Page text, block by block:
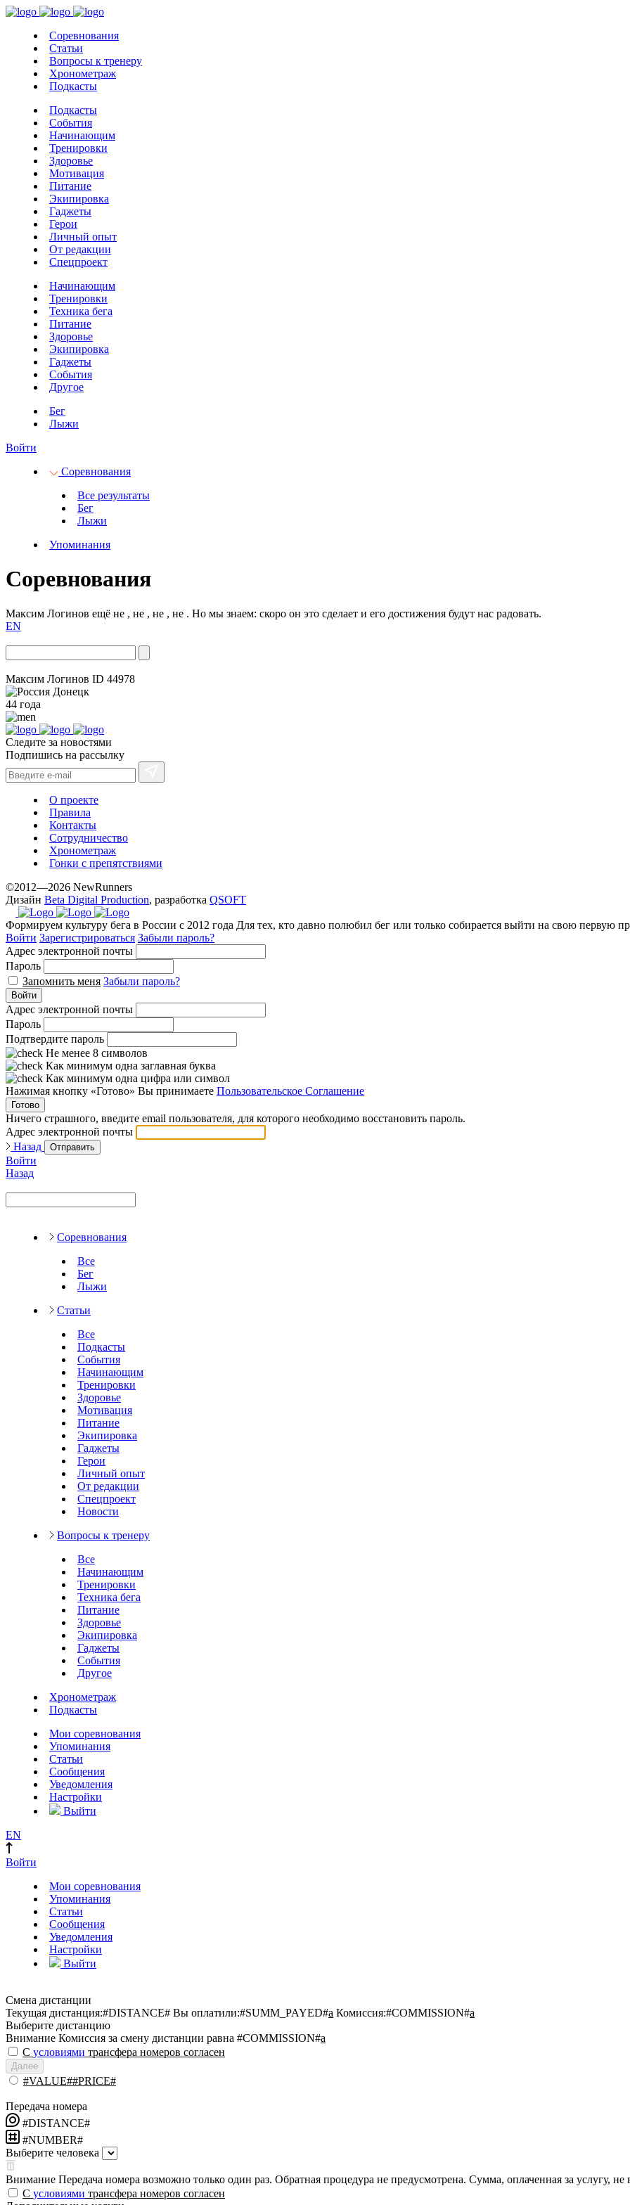
Соревнования
Статьи
Вопросы к тренеру
Хронометраж
Подкасты
Подкасты
События
Начинающим
Тренировки
Здоровье
Мотивация
Питание
Экипировка
Гаджеты
Герои
Личный опыт
От редакции
Спецпроект
Начинающим
Тренировки
Техника бега
Питание
Здоровье
Экипировка
Гаджеты
События
Другое
Бег
Лыжи
Войти
Соревнования
Все результаты
Бег
Лыжи
Упоминания
Соревнования
Максим Логинов ещё не , не , не , не . Но мы знаем: скоро он это сделает и его достижения будут нас радовать.
EN
Максим Логинов ID 44978
Донецк
44 года
Следите за новостями
Подпишись на рассылку
О проекте
Правила
Контакты
Сотрудничество
Хронометраж
Гонки с препятствиями
©2012—2026 NewRunners
Дизайн Beta Digital Production, разработка QSOFT
Формируем культуру бега в России с 2012 года Для тех, кто давно полюбил бег или только собирается выйти на свою первую
Войти Зарегистрироваться Забыли пароль?
Адрес электронной почты
Пароль
Запомнить меня Забыли пароль?
Войти
Адрес электронной почты
Пароль
Подтвердите пароль
Не менее 8 символов
Как минимум одна заглавная буква
Как минимум одна цифра или символ
Нажимая кнопку «Готово» Вы принимаете Пользовательское Соглашение
Готово
Ничего страшного, введите email пользователя, для которого необходимо восстановить пароль.
Адрес электронной почты
Назад
Отправить
Войти
Назад
Соревнования
Все
Бег
Лыжи
Статьи
Все
Подкасты
События
Начинающим
Тренировки
Здоровье
Мотивация
Питание
Экипировка
Гаджеты
Герои
Личный опыт
От редакции
Спецпроект
Новости
Вопросы к тренеру
Все
Начинающим
Тренировки
Техника бега
Питание
Здоровье
Экипировка
Гаджеты
События
Другое
Хронометраж
Подкасты
Мои соревнования
Упоминания
Статьи
Сообщения
Уведомления
Настройки
Выйти
EN
Войти
Мои соревнования
Упоминания
Статьи
Сообщения
Уведомления
Настройки
Выйти
Смена дистанции
Текущая дистанция:#DISTANCE# Вы оплатили:#SUMM_PAYED#a Комиссия:#COMMISSION#a
Выберите дистанцию
Внимание Комиссия за смену дистанции равна #COMMISSION#a
С условиями трансфера номеров согласен
Далее
#VALUE##PRICE#
Передача номера
#DISTANCE#
#NUMBER#
Выберите человека
Внимание Передача номера возможно только один раз. Обратная процедура не предусмотрена. Сумма, оплаченная за услугу, не
С условиями трансфера номеров согласен